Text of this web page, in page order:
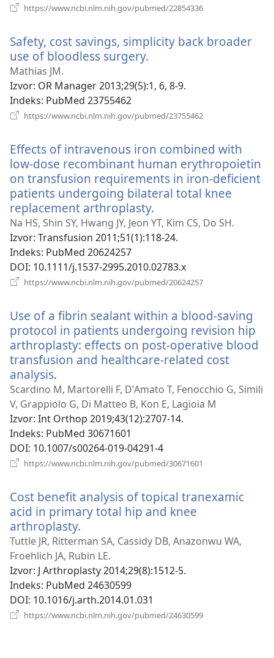
https://www.ncbi.nlm.nih.gov/pubmed/22854336
prozor)
Safety, cost savings, simplicity back broader
use of bloodless surgery.
novi
Mathias JM.
Izvor‎: OR Manager 2013;29(5):1, 6, 8-9.
Indeks‎: PubMed 23755462
https://www.ncbi.nlm.nih.gov/pubmed/23755462
prozor)
Effects of intravenous iron combined with
low-dose recombinant human erythropoietin
on transfusion requirements in iron-deficient
patients undergoing bilateral total knee
replacement arthroplasty.
se
novi
Na HS, Shin SY, Hwang JY, Jeon YT, Kim CS, Do SH.
Izvor‎: Transfusion 2011;51(1):118-24.
Indeks‎: PubMed 20624257
DOI‎: 10.1111/j.1537-2995.2010.02783.x
https://www.ncbi.nlm.nih.gov/pubmed/20624257
prozor)
Use of a fibrin sealant within a blood-saving
protocol in patients undergoing revision hip
arthroplasty: effects on post-operative blood
transfusion and healthcare-related cost
analysis.
se
novi
prozor)
Scardino M, Martorelli F, D'Amato T, Fenocchio G, Simili
V, Grappiolo G, Di Matteo B, Kon E, Lagioia M
Izvor‎: Int Orthop 2019;43(12):2707-14.
Indeks‎: PubMed 30671601
DOI‎: 10.1007/s00264-019-04291-4
https://www.ncbi.nlm.nih.gov/pubmed/30671601
prozor)
Cost benefit analysis of topical tranexamic
acid in primary total hip and knee
arthroplasty.
se
novi
prozor)
Tuttle JR, Ritterman SA, Cassidy DB, Anazonwu WA,
Froehlich JA, Rubin LE.
Izvor‎: J Arthroplasty 2014;29(8):1512-5.
Indeks‎: PubMed 24630599
DOI‎: 10.1016/j.arth.2014.01.031
https://www.ncbi.nlm.nih.gov/pubmed/24630599